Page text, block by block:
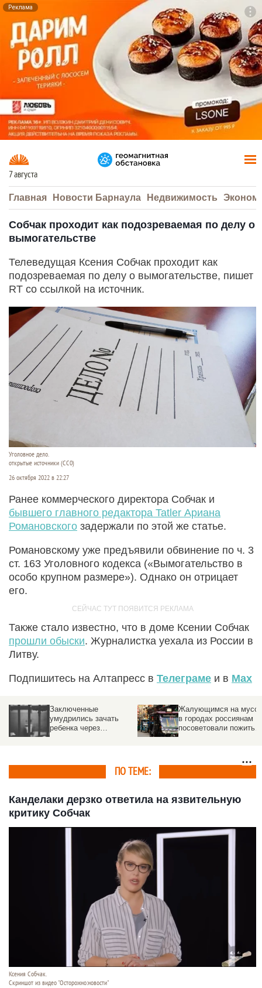
Реклама
7 августа
Главная Новости Барнаула Недвижимость
Собчак проходит как подозреваемая по делу о
вымогательстве
Телеведущая Ксения Собчак проходит как
подозреваемая по делу о вымогательстве, пишет
RT со ссылкой на источник.
Уголовное дело.
открытые источники (CC0)
26 октября 2022 в 22:27
Ранее коммерческого директора Собчак и
бывшего главного редактора Tatler Ариана
Романовского задержали по этой же статье.
Романовскому уже предъявили обвинение по ч. 3
ст. 163 Уголовного кодекса («Вымогательство в
особо крупном размере»). Однако он отрицает
его.
Также стало известно, что в доме Ксении Собчак
прошли обыски. Журналистка уехала из России в
Литву.
Подпишитесь на Алтапресс в Телеграме и в Max
Заключенные
умудрились зачать
ребенка через
Жалующимся на мусор
в городах россиянам
посоветовали пожить в
ПО ТЕМЕ:
Канделаки дерзко ответила на язвительную
критику Собчак
Ксения Собчак.
Скриншот из видео "Осторожно:новости"